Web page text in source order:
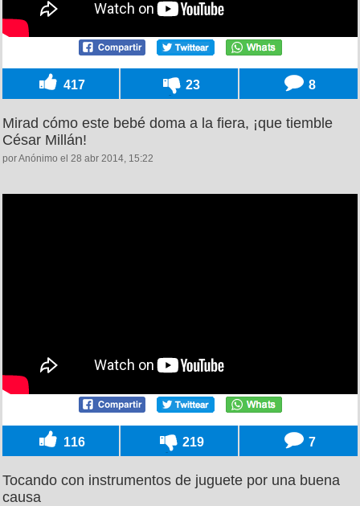
417 23 8
Mirad cómo este bebé doma a la fiera, ¡que tiemble
César Millán!
por Anónimo el 28 abr 2014, 15:22
116 219 7
Tocando con instrumentos de juguete por una buena
causa